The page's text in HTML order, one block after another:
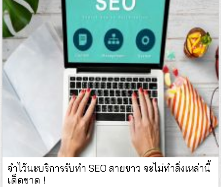
จำไว้นะบริการรับทำ SEO สายขาว จะไม่ทำสิ่งเหล่านี้
เด็ดขาด !